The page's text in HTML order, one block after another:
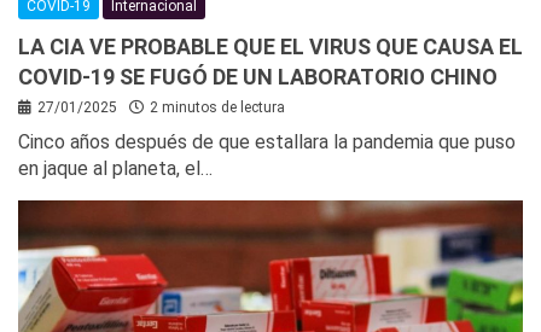
COVID-19 Internacional
LA CIA VE PROBABLE QUE EL VIRUS QUE CAUSA EL
COVID-19 SE FUGÓ DE UN LABORATORIO CHINO
27/01/2025 2 minutos de lectura
Cinco años después de que estallara la pandemia que puso
en jaque al planeta, el…